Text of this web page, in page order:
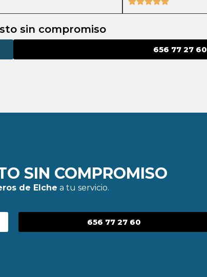
sin compromiso
656 77 27 60
SIN COMPROMISO
de Elche a tu servicio.
656 77 27 60